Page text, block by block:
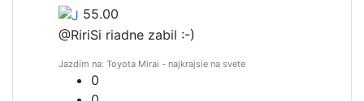
55.00
@RiriSi riadne zabil :-)
Jazdím na: Toyota Mirai - najkrajsie na svete
0